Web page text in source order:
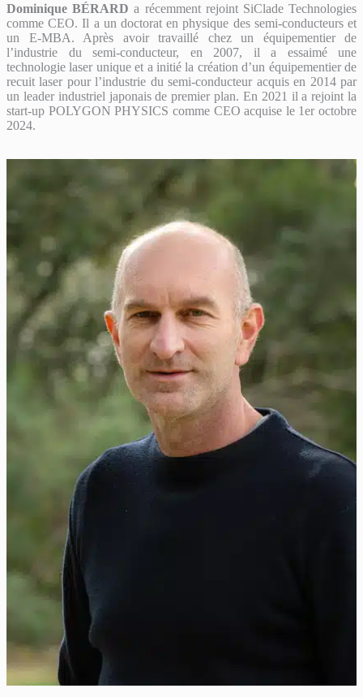
Dominique BÉRARDa récemment rejoint SiClade Technologies
comme CEO. Il a un doctorat en physique des semi-conducteurs et
un E-MBA. Après avoir travaillé chez un équipementier de
l’industrie du semi-conducteur, en 2007, il a essaimé une
technologie laser unique et a initié la création d’un équipementier de
recuit laser pour l’industrie du semi-conducteur acquis en 2014 par
un leader industriel japonais de premier plan. En 2021 il a rejoint la
start-up POLYGON PHYSICS comme CEO acquise le 1er octobre
2024.